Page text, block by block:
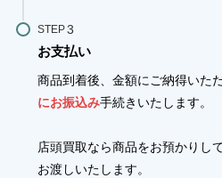
STEP
お支払い
商品到着後、金額にご納得いた
にお振込み手続きいたします。
店頭買取なら商品をお預かりし
お渡しいたします。